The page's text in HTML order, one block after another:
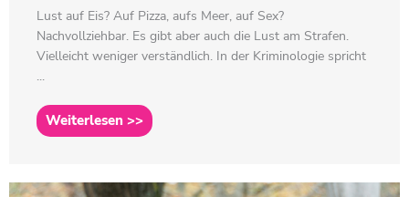
Lust auf Eis? Auf Pizza, aufs Meer, auf Sex?
Nachvollziehbar. Es gibt aber auch die Lust am Strafen.
Vielleicht weniger verständlich. In der Kriminologie spricht
...
Weiterlesen >>